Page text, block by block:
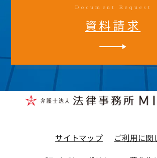
Document Request
資料請求
サイトマップ ご利用に関